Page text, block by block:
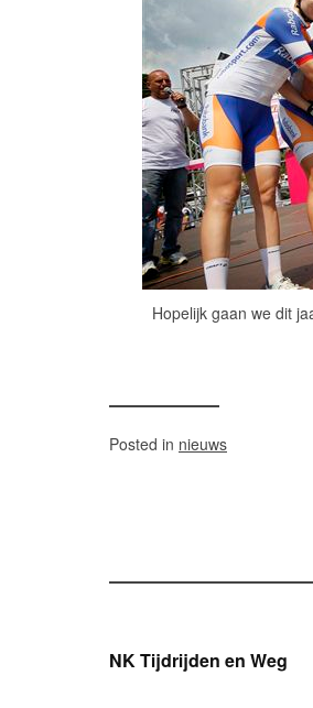
Hopelijk gaan we dit
Posted in nieuws
Bericht
NK Tijdrijden en Weg